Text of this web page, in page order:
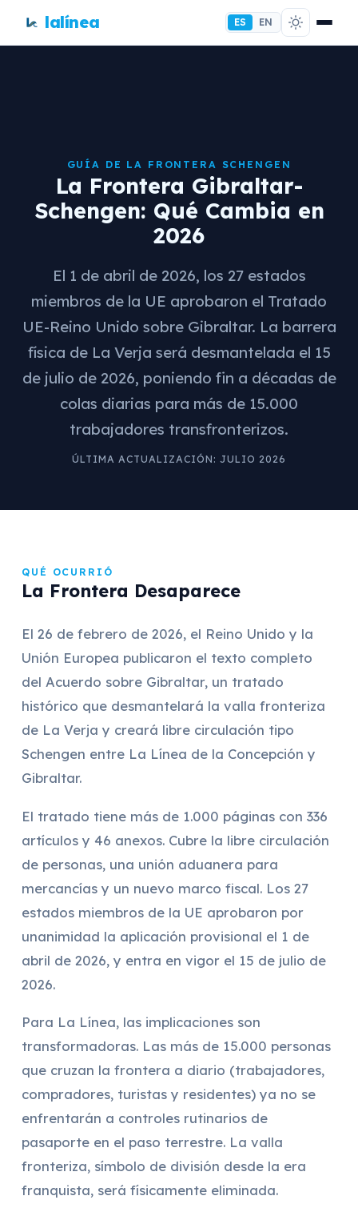
lalínea ES EN
GUÍA DE LA FRONTERA SCHENGEN
La Frontera Gibraltar-
Schengen: Qué Cambia en
2026
El 1 de abril de 2026, los 27 estados
miembros de la UE aprobaron el Tratado
UE-Reino Unido sobre Gibraltar. La barrera
física de La Verja será desmantelada el 15
de julio de 2026, poniendo fin a décadas de
colas diarias para más de 15.000
trabajadores transfronterizos.
ÚLTIMA ACTUALIZACIÓN: JULIO 2026
QUÉ OCURRIÓ
La Frontera Desaparece
El 26 de febrero de 2026, el Reino Unido y la
Unión Europea publicaron el texto completo
del Acuerdo sobre Gibraltar, un tratado
histórico que desmantelará la valla fronteriza
de La Verja y creará libre circulación tipo
Schengen entre La Línea de la Concepción y
Gibraltar.
El tratado tiene más de 1.000 páginas con 336
artículos y 46 anexos. Cubre la libre circulación
de personas, una unión aduanera para
mercancías y un nuevo marco fiscal. Los 27
estados miembros de la UE aprobaron por
unanimidad la aplicación provisional el 1 de
abril de 2026, y entra en vigor el 15 de julio de
2026.
Para La Línea, las implicaciones son
transformadoras. Las más de 15.000 personas
que cruzan la frontera a diario (trabajadores,
compradores, turistas y residentes) ya no se
enfrentarán a controles rutinarios de
pasaporte en el paso terrestre. La valla
fronteriza, símbolo de división desde la era
franquista, será físicamente eliminada.